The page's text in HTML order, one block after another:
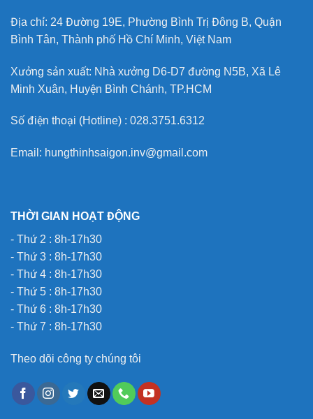
Địa chỉ: 24 Đường 19E, Phường Bình Trị Đông B, Quận
Bình Tân, Thành phố Hồ Chí Minh, Việt Nam
Xưởng sản xuất: Nhà xưởng D6-D7 đường N5B, Xã Lê
Minh Xuân, Huyện Bình Chánh, TP.HCM
Số điện thoại (Hotline) : 028.3751.6312
Email: hungthinhsaigon.inv@gmail.com
THỜI GIAN HOẠT ĐỘNG
- Thứ 2 : 8h-17h30
- Thứ 3 : 8h-17h30
- Thứ 4 : 8h-17h30
- Thứ 5 : 8h-17h30
- Thứ 6 : 8h-17h30
- Thứ 7 : 8h-17h30
Theo dõi công ty chúng tôi